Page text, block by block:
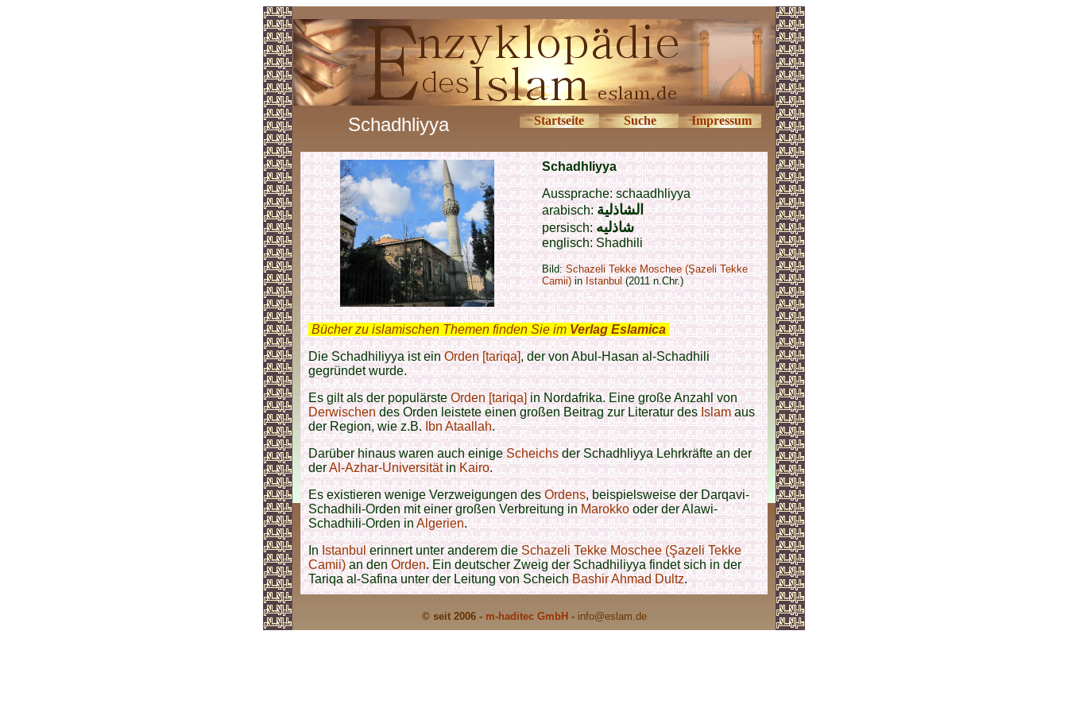
Schadhliyya Startseite Suche Impressum
Schadhliyya
Aussprache: schaadhliyya
arabisch:الشاذلية
persisch:شاذلیه
englisch:Shadhili
Bild:Schazeli Tekke Moschee (Şazeli Tekke
Camii)in Istanbul (2011 n.Chr.)
Bücher zu islamischen Themen finden Sie im Verlag Eslamica
Die Schadhiliyya ist einOrden [tariqa], der von Abul-Hasan al-Schadhili
gegründet wurde.
Es gilt als der populärsteOrden [tariqa]in Nordafrika. Eine große Anzahl von
Derwischendes Orden leistete einen großen Beitrag zur Literatur desIslamaus
der Region, wie z.B.Ibn Ataallah.
Darüber hinaus waren auch einigeScheichsder Schadhliyya Lehrkräfte an der
derAl-Azhar-UniversitätinKairo.
Es existieren wenige Verzweigungen desOrdens, beispielsweise der Darqavi-
Schadhili-Orden mit einer großen Verbreitung inMarokkooder der Alawi-
Schadhili-Orden inAlgerien.
InIstanbulerinnert unter anderem dieSchazeli Tekke Moschee (Şazeli Tekke
Camii)an denOrden. Ein deutscher Zweig der Schadhiliyya findet sich in der
Tariqa al-Safina unter der Leitung von ScheichBashir Ahmad Dultz.
© seit 2006 - m-haditec GmbH - info@eslam.de